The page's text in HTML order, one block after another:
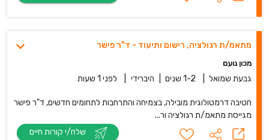
מתאמ/ת רגולציה, רישום ותיעוד - ד"ר פישר
מכון נועם
גבעת שמואל 1-2 שנים היברידי לפני 1 שעות
חטיבה דרמטולוגית מובילה, בצמיחה והתרחבות לתחומים חדשים, ד"ר פישר
מגייסת מתאמ/ת רגולציה ור...